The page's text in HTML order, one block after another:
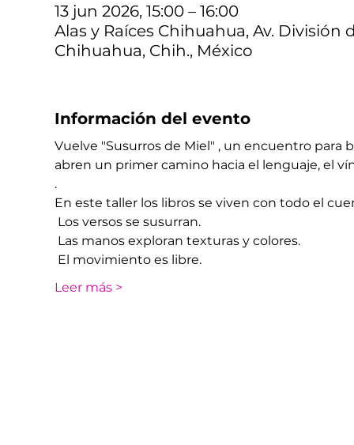
13 jun 2026, 15:00 – 16:00
Alas y Raíces Chihuahua, Av. División
Chihuahua, Chih., México
Información del evento
Vuelve "Susurros de Miel" , un encuentro para
abren un primer camino hacia el lenguaje, el
.
En este taller los libros se viven con todo el
Los versos se susurran.
Las manos exploran texturas y colores.
El movimiento es libre.
Leer más >